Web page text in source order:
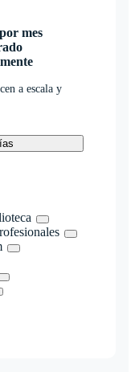
mes
a escala y